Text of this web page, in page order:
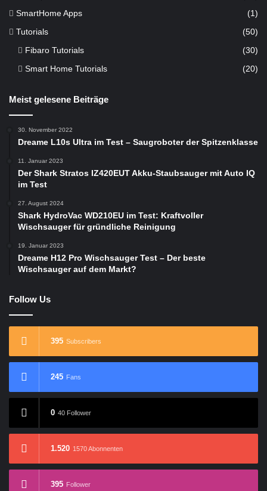
SmartHome Apps (1)
Tutorials (50)
Fibaro Tutorials
(30)
Smart Home Tutorials
(20)
Meist gelesene Beiträge
30. November 2022
Dreame L10s Ultra im Test – Saugroboter der Spitzenklasse
11. Januar 2023
Der Shark Stratos IZ420EUT Akku-Staubsauger mit Auto IQ
im Test
27. August 2024
Shark HydroVac WD210EU im Test: Kraftvoller
Wischsauger für gründliche Reinigung
19. Januar 2023
Dreame H12 Pro Wischsauger Test – Der beste
Wischsauger auf dem Markt?
Follow Us
395 Subscribers
245 Fans
0 40 Follower
1.520 1570 Abonnenten
395 Follower